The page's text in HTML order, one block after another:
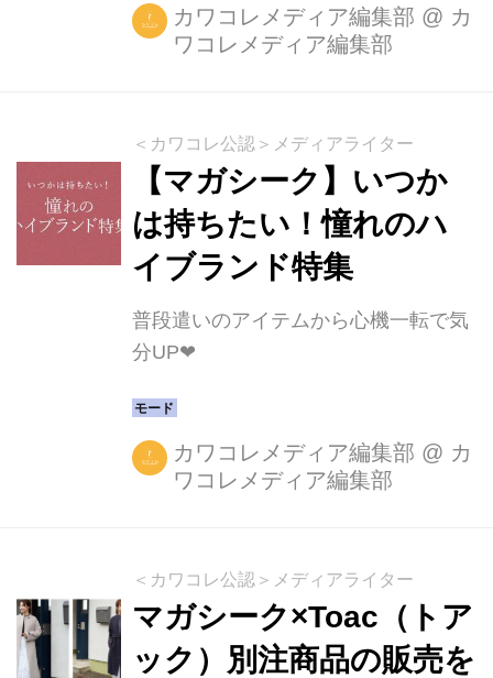
カワコレメディア編集部 @ カ
ワコレメディア編集部
＜カワコレ公認＞メディアライター
【マガシーク】いつか
は持ちたい！憧れのハ
イブランド特集
普段遣いのアイテムから心機一転で気
分UP❤
カワコレメディア編集部 @ カ
ワコレメディア編集部
＜カワコレ公認＞メディアライター
マガシーク×Toac（トア
ック）別注商品の販売を